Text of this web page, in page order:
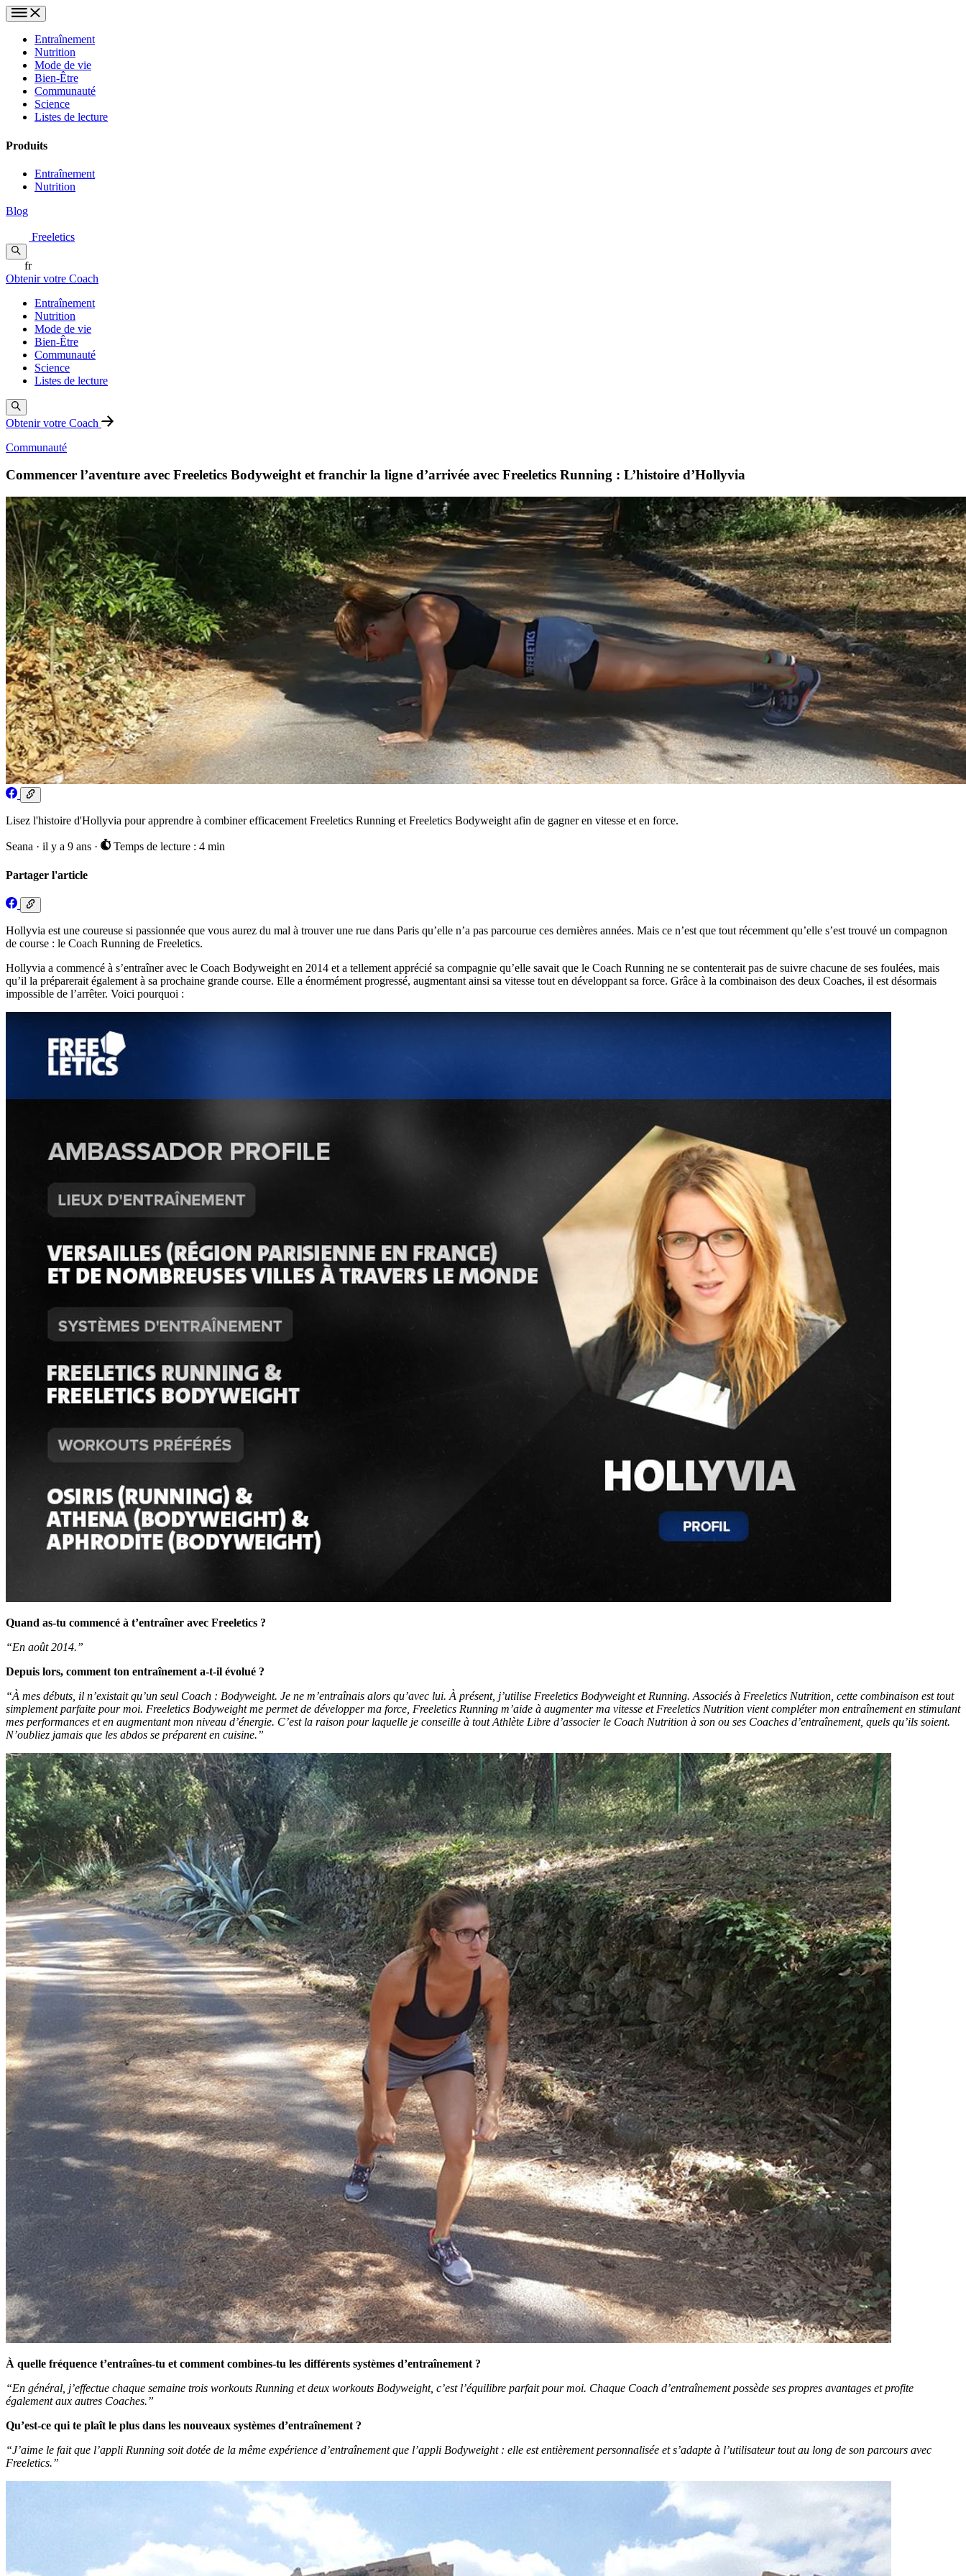
Entraînement
Nutrition
Mode de vie
Bien-Être
Communauté
Science
Listes de lecture
Produits
Entraînement
Nutrition
Blog
Freeletics
fr
Obtenir votre Coach
Entraînement
Nutrition
Mode de vie
Bien-Être
Communauté
Science
Listes de lecture
Obtenir votre Coach
Communauté
Commencer l’aventure avec Freeletics Bodyweight et franchir la ligne d’arrivée avec Freeletics Running : L’histoire d’Hollyvia
Lisez l'histoire d'Hollyvia pour apprendre à combiner efficacement Freeletics Running et Freeletics Bodyweight afin de gagner en vitesse et en force.
Seana · il y a 9 ans · Temps de lecture : 4 min
Partager l'article
Hollyvia est une coureuse si passionnée que vous aurez du mal à trouver une rue dans Paris qu’elle n’a pas parcourue ces dernières années. Mais ce n’est que tout récemment qu’elle s’est trouvé un compagnon
de course : le Coach Running de Freeletics.
Hollyvia a commencé à s’entraîner avec le Coach Bodyweight en 2014 et a tellement apprécié sa compagnie qu’elle savait que le Coach Running ne se contenterait pas de suivre chacune de ses foulées, mais
qu’il la préparerait également à sa prochaine grande course. Elle a énormément progressé, augmentant ainsi sa vitesse tout en développant sa force. Grâce à la combinaison des deux Coaches, il est désormais
impossible de l’arrêter. Voici pourquoi :
Quand as-tu commencé à t’entraîner avec Freeletics ?
“En août 2014.”
Depuis lors, comment ton entraînement a-t-il évolué ?
“À mes débuts, il n’existait qu’un seul Coach : Bodyweight. Je ne m’entraînais alors qu’avec lui. À présent, j’utilise Freeletics Bodyweight et Running. Associés à Freeletics Nutrition, cette combinaison est tout
simplement parfaite pour moi. Freeletics Bodyweight me permet de développer ma force, Freeletics Running m’aide à augmenter ma vitesse et Freeletics Nutrition vient compléter mon entraînement en stimulant
mes performances et en augmentant mon niveau d’énergie. C’est la raison pour laquelle je conseille à tout Athlète Libre d’associer le Coach Nutrition à son ou ses Coaches d’entraînement, quels qu’ils soient.
N’oubliez jamais que les abdos se préparent en cuisine.”
À quelle fréquence t’entraînes-tu et comment combines-tu les différents systèmes d’entraînement ?
“En général, j’effectue chaque semaine trois workouts Running et deux workouts Bodyweight, c’est l’équilibre parfait pour moi. Chaque Coach d’entraînement possède ses propres avantages et profite
également aux autres Coaches.”
Qu’est-ce qui te plaît le plus dans les nouveaux systèmes d’entraînement ?
“J’aime le fait que l’appli Running soit dotée de la même expérience d’entraînement que l’appli Bodyweight : elle est entièrement personnalisée et s’adapte à l’utilisateur tout au long de son parcours avec
Freeletics.”